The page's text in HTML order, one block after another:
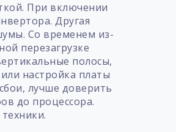
При включении
Другая
Со временем из-
перезагрузке
полосы,
настройка платы
лучше доверить
до процессора.